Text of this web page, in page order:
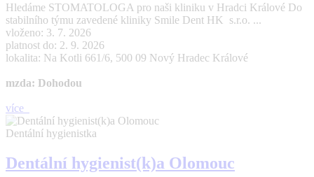
Hledáme STOMATOLOGA pro naši kliniku v Hradci Králové Do
stabilního týmu zavedené kliniky Smile Dent HK s.r.o. ...
vloženo: 3. 7. 2026
platnost do: 2. 9. 2026
lokalita: Na Kotli 661/6, 500 09 Nový Hradec Králové
mzda: Dohodou
více
Dentální hygienistka
Dentální hygienist(k)a Olomouc